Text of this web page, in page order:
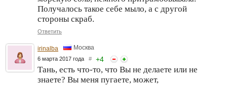
Получалось такое себе мыло, а с другой
стороны скраб.
Ответить
irinalba Москва
6 марта 2017 года # +4
Тань, есть что-то, что Вы не делаете или не
знаете? Вы меня пугаете, может,